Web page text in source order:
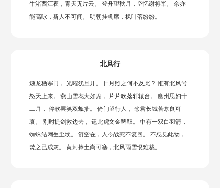
牛渚西江夜，青天无片云。 登舟望秋月，空忆谢将军。 余亦
能高咏，斯人不可闻。 明朝挂帆席，枫叶落纷纷。
北风行
烛龙栖寒门， 光曜犹旦开。 日月照之何不及此？ 惟有北风号
怒天上来。 燕山雪花大如席， 片片吹落轩辕台。 幽州思妇十
二月， 停歌罢笑双蛾摧。 倚门望行人， 念君长城苦寒良可
哀。 别时提剑救边去， 遗此虎文金鞞靫。 中有一双白羽箭，
蜘蛛结网生尘埃。 箭空在，人今战死不复回。 不忍见此物，
焚之已成灰。 黄河捧土尚可塞，北风雨雪恨难裁。